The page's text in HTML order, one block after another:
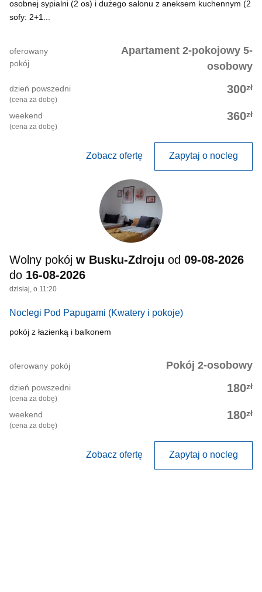
osobnej sypialni (2 os) i dużego salonu z aneksem kuchennym (2
sofy: 2+1...
Apartament 2-pokojowy 5-
osobowy
oferowany
pokój
300zł
dzień powszedni
(cena za dobę)
360zł
weekend
(cena za dobę)
Zobacz ofertę Zapytaj o nocleg
Wolny pokój w Busku-Zdroju od 09-08-2026
do 16-08-2026
dzisiaj, o 11:20
Noclegi Pod Papugami (Kwatery i pokoje)
pokój z łazienką i balkonem
Pokój 2-osobowy
oferowany pokój
180zł
dzień powszedni
(cena za dobę)
180zł
weekend
(cena za dobę)
Zobacz ofertę Zapytaj o nocleg